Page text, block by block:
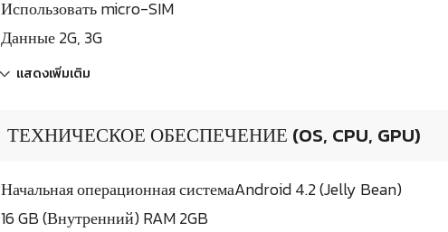
Использовать micro-SIM
Данные 2G, 3G
แสดงเพิ่มเติม
ТЕХНИЧЕСКОЕ ОБЕСПЕЧЕНИЕ (OS, CPU, GPU)
Начальная операционная системаAndroid 4.2 (Jelly Bean)
16 GB (Внутренний) RAM 2GB